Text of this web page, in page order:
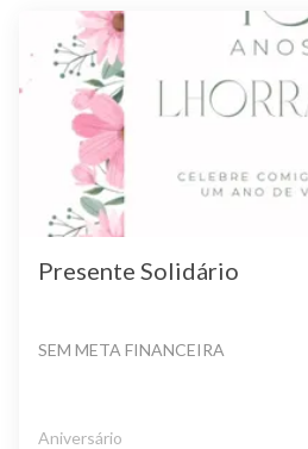
Presente Solidário
SEM META FINANCEIRA
Aniversário